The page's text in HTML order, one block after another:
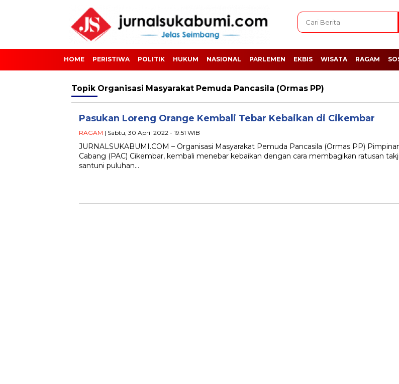
HOME PERISTIWA POLITIK HUKUM NASIONAL PARLEMEN EKBIS WISATA RAGAM
Topik Organisasi Masyarakat Pemuda Pancasila (Ormas PP)
Pasukan Loreng Orange Kembali Tebar Kebaikan di Cikembar
RAGAM | Sabtu, 30 April 2022 - 19:51 WIB
JURNALSUKABUMI.COM – Organisasi Masyarakat Pemuda Pancasila (Ormas PP)
Cabang (PAC) Cikembar, kembali menebar kebaikan dengan cara membagikan ratusan
santuni puluhan…